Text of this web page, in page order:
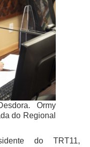
Ormy
do Regional
do TRT11,